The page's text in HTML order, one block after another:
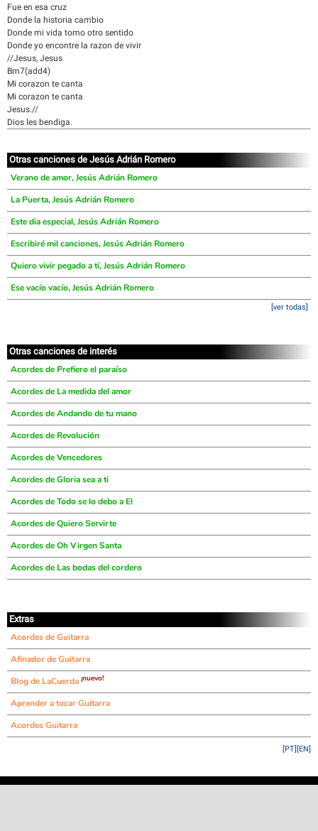
Fue en esa cruz
Donde la historia cambio
Donde mi vida tomo otro sentido
Donde yo encontre la razon de vivir
//Jesus, Jesus
Bm7(add4)
Mi corazon te canta
Mi corazon te canta
Jesus.//
Dios les bendiga.
Otras canciones de Jesús Adrián Romero
Verano de amor, Jesús Adrián Romero
La Puerta, Jesús Adrián Romero
Este dia especial, Jesús Adrián Romero
Escribiré mil canciones, Jesús Adrián Romero
Quiero vivir pegado a tí, Jesús Adrián Romero
Ese vacío vacío, Jesús Adrián Romero
[ver todas]
Otras canciones de interés
Acordes de Prefiero el paraíso
Acordes de La medida del amor
Acordes de Andando de tu mano
Acordes de Revolución
Acordes de Vencedores
Acordes de Gloria sea a ti
Acordes de Todo se lo debo a El
Acordes de Quiero Servirte
Acordes de Oh Virgen Santa
Acordes de Las bodas del cordero
Extras
Acordes de Guitarra
Afinador de Guitarra
Blog de LaCuerda ¡nuevo!
Aprender a tocar Guitarra
Acordes Guitarra
[EN]
[PT]